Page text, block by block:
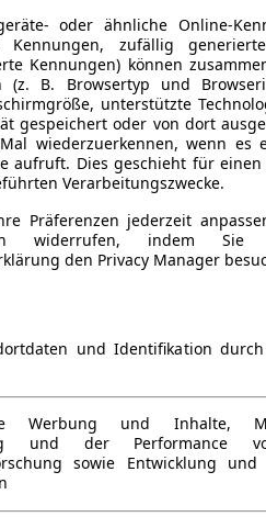
oder ähnliche Online-
Kennungen, zufällig
Kennungen) können
(z. B. Browsertyp und
unterstützte
gespeichert oder von dort
wiederzuerkennen, wenn es
aufruft. Dies geschieht für
Verarbeitungszwecke.
Präferenzen jederzeit
widerrufen, indem
den Privacy Manager
und Identifikation
Werbung und Inhalte,
und der Performance
sowie Entwicklung und